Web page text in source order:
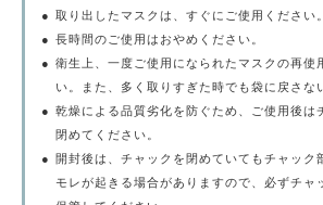
● 取り出したマスクは、すぐにご使用ください。
● 長時間のご使用はおやめください。
● 衛生上、一度ご使用になられたマスクの再使
い。また、多く取りすぎた時でも袋に戻さな
● 乾燥による品質劣化を防ぐため、ご使用後は
閉めてください。
●
開封後は、チャックを閉めていてもチャック
モレが起きる場合がありますので、必ずチャ